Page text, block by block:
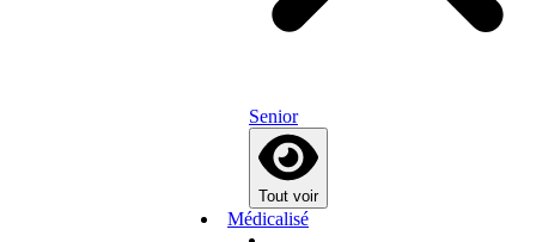
Senior
Tout voir
Médicalisé